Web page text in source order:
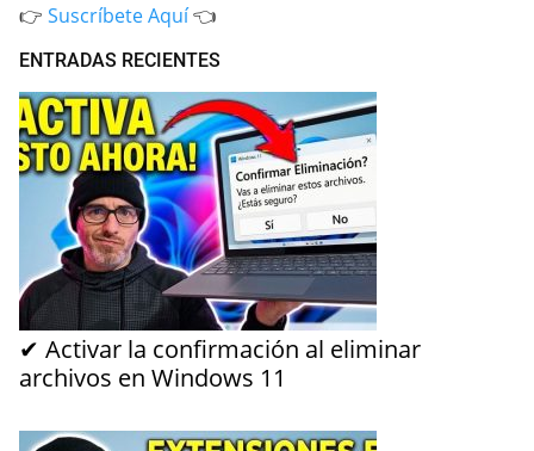
👉 Suscríbete Aquí👈
ENTRADAS RECIENTES
✔ Activar la confirmación al eliminar
archivos en Windows 11